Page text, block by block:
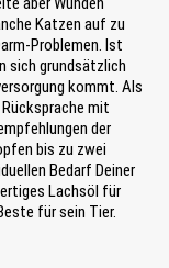
Katzen auf zu
Problemen. Ist
sich grundsätzlich
kommt. Als
mit
der
bis zu zwei
Bedarf Deiner
Lachsöl für
für sein Tier.